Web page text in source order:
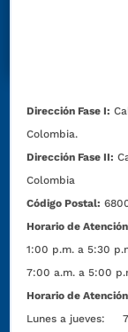
Dirección Fase I:
Colombia.
Dirección Fase II:
Colombia
Código Postal:
Horario de
1:00 p.m. a 5:30
7:00 a.m. a 5:00
Horario de
Lunes a jueves: